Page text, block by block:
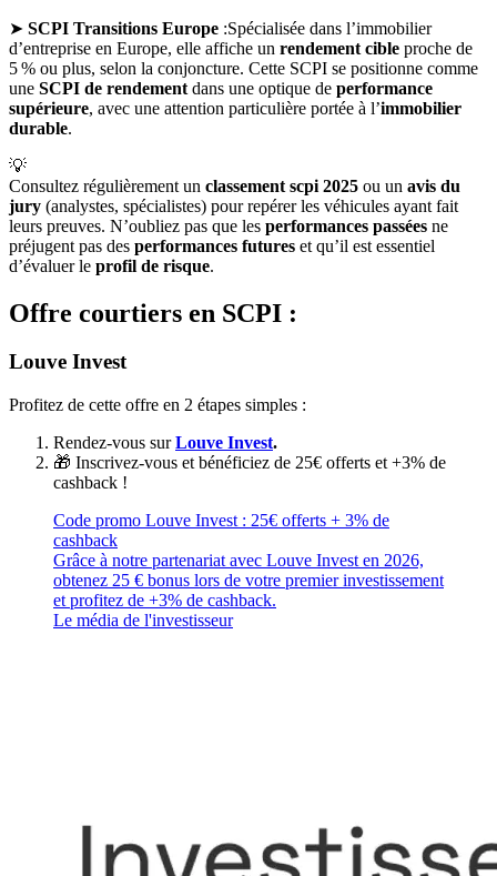
➤ SCPI Transitions Europe :Spécialisée dans l’immobilier
d’entreprise en Europe, elle affiche un rendement cible proche de
5 % ou plus, selon la conjoncture. Cette SCPI se positionne comme
une SCPI de rendement dans une optique de performance
supérieure, avec une attention particulière portée à l’immobilier
durable.
💡
Consultez régulièrement un classement scpi 2025 ou un avis du
jury (analystes, spécialistes) pour repérer les véhicules ayant fait
leurs preuves. N’oubliez pas que les performances passées ne
préjugent pas des performances futures et qu’il est essentiel
d’évaluer le profil de risque.
Offre courtiers en SCPI :
Louve Invest
Profitez de cette offre en 2 étapes simples :
Rendez-vous sur Louve Invest.
🎁 Inscrivez-vous et bénéficiez de 25€ offerts et +3% de
cashback !
Code promo Louve Invest : 25€ offerts + 3% de
cashback
Grâce à notre partenariat avec Louve Invest en 2026,
obtenez 25 € bonus lors de votre premier investissement
et profitez de +3% de cashback.
Le média de l'investisseur